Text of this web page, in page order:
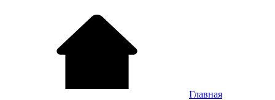
Главная